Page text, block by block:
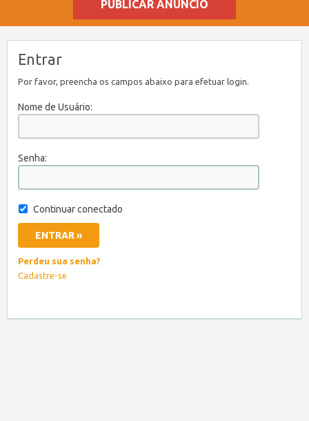
PUBLICAR ANÚNCIO
Entrar
Por favor, preencha os campos abaixo para efetuar login.
Nome de Usuário:
Senha:
Continuar conectado
Perdeu sua senha?
Cadastre-se